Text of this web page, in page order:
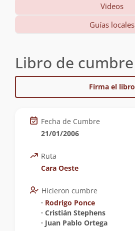
Videos
Guías locales
Libro de cumbre
Firma el libro
Fecha de Cumbre
21/01/2006
Ruta
Cara Oeste
Hicieron cumbre
∙ Rodrigo Ponce
∙ Cristián Stephens
∙ Juan Pablo Ortega